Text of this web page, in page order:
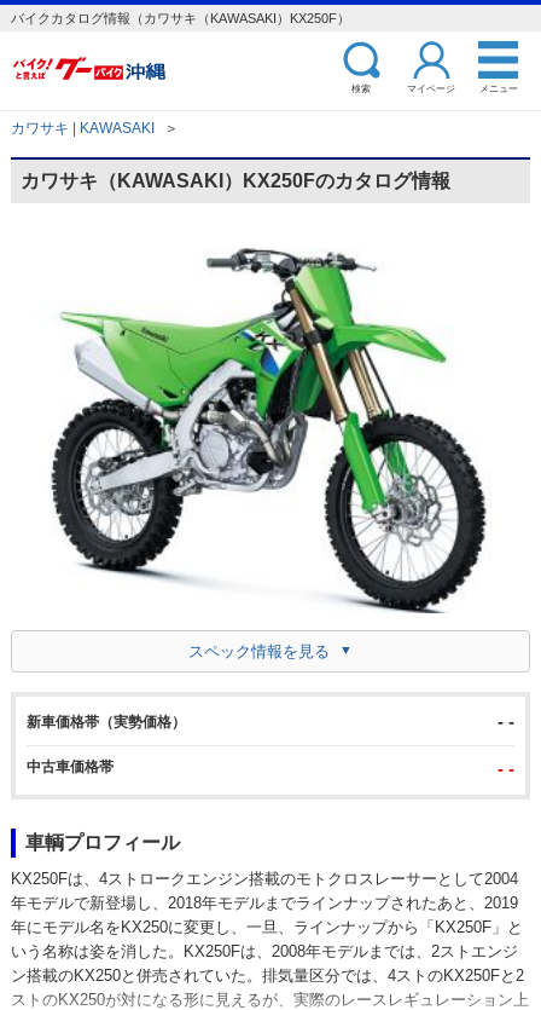
バイクカタログ情報（カワサキ（KAWASAKI）KX250F）
検索 マイページ メニュー
カワサキ | KAWASAKI ＞
カワサキ（KAWASAKI）KX250Fのカタログ情報
スペック情報を見る
新車価格帯（実勢価格） - -
中古車価格帯 - -
車輌プロフィール
KX250Fは、4ストロークエンジン搭載のモトクロスレーサーとして2004
年モデルで新登場し、2018年モデルまでラインナップされたあと、2019
年にモデル名をKX250に変更し、一旦、ラインナップから「KX250F」と
いう名称は姿を消した。KX250Fは、2008年モデルまでは、2ストエンジ
ン搭載のKX250と併売されていた。排気量区分では、4ストのKX250Fと2
ストのKX250が対になる形に見えるが、実際のレースレギュレーション上